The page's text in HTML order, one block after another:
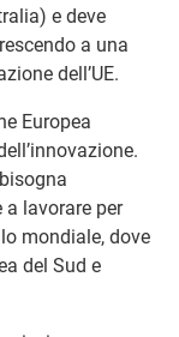
e deve
a una
dell’UE.
Europea
lavorare per
mondiale, dove
del Sud e